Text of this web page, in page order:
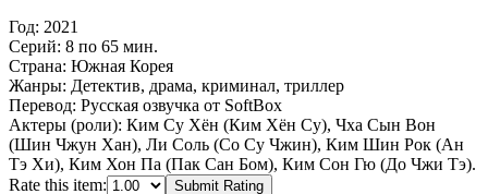
Год: 2021
Серий: 8 по 65 мин.
Страна: Южная Корея
Жанры: Детектив, драма, криминал, триллер
Перевод: Русская озвучка от SoftBox
Актеры (роли): Ким Су Хён (Ким Хён Су), Чха Сын Вон
(Шин Чжун Хан), Ли Соль (Со Су Чжин), Ким Шин Рок (Ан
Тэ Хи), Ким Хон Па (Пак Сан Бом), Ким Сон Гю (До Чжи Тэ).
Rate this item:
Submit Rating